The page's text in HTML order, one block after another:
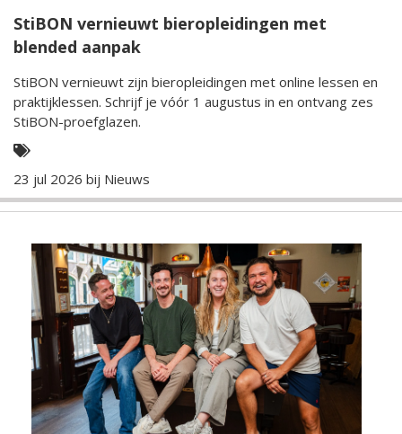
StiBON vernieuwt bieropleidingen met
blended aanpak
StiBON vernieuwt zijn bieropleidingen met online lessen en
praktijklessen. Schrijf je vóór 1 augustus in en ontvang zes
StiBON-proefglazen.
23 jul 2026 bij Nieuws